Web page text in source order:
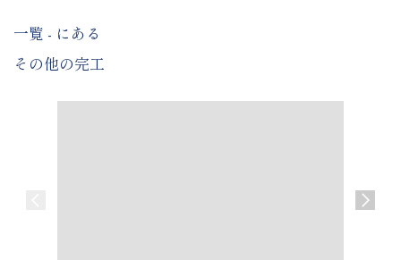
一覧 - にある
その他の完工